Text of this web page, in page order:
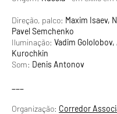
Direção, palco: Maxim Isaev,
Pavel Semchenko
Iluminação: Vadim
Kurochkin
Som: Denis Antonov
Organização: Corredor